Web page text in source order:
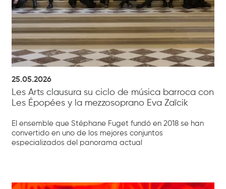
25.05.2026
Les Arts clausura su ciclo de música barroca con
Les Épopées y la mezzosoprano Eva Zaïcik
El ensemble que Stéphane Fuget fundó en 2018 se han
convertido en uno de los mejores conjuntos
especializados del panorama actual